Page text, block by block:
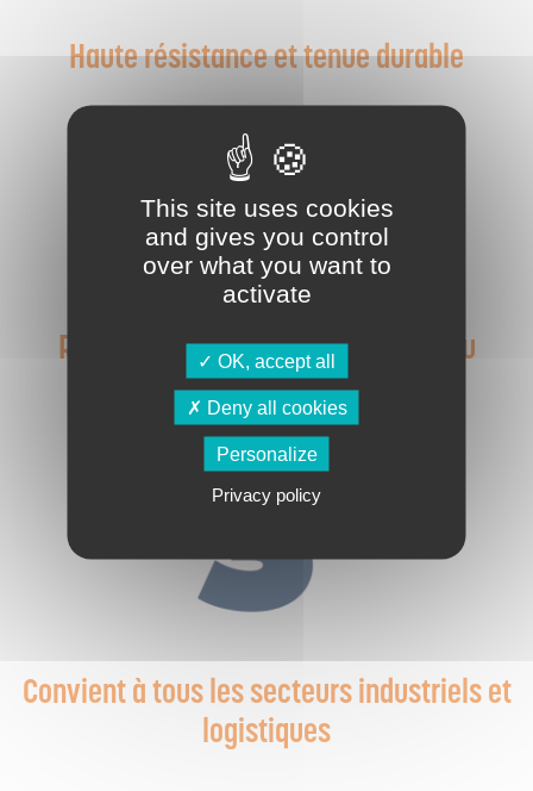
Haute résistance et tenue durable
Réduction des risques de rupture ou
de mauvaise tension
Convient à tous les secteurs industriels et
logistiques
This site uses cookies
and gives you control
over what you want to
activate
OK, accept all
Deny all cookies
Personalize
Privacy policy